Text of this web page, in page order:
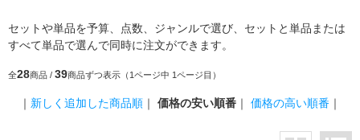
セットや単品を予算、点数、ジャンルで選び、セットと単品または
すべて単品で選んで同時に注文ができます。
全28商品 / 39商品ずつ表示（1ページ中 1ページ目）
｜ 新しく追加した商品順 ｜ 価格の安い順番 ｜ 価格の高い順番 ｜